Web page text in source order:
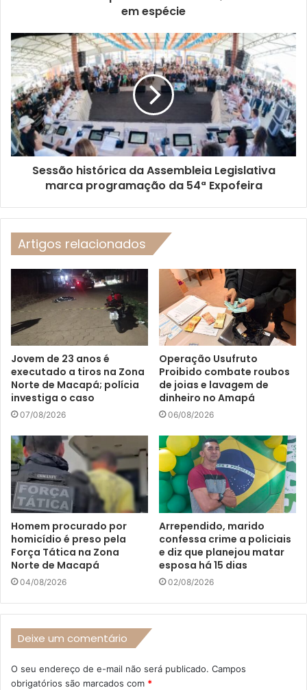
em espécie
Sessão histórica da Assembleia Legislativa
marca programação da 54ª Expofeira
Artigos relacionados
Jovem de 23 anos é
executado a tiros na Zona
Norte de Macapá; polícia
investiga o caso
07/08/2026
Operação Usufruto
Proibido combate roubos
de joias e lavagem de
dinheiro no Amapá
06/08/2026
Homem procurado por
homicídio é preso pela
Força Tática na Zona
Norte de Macapá
04/08/2026
Arrependido, marido
confessa crime a policiais
e diz que planejou matar
esposa há 15 dias
02/08/2026
Deixe um comentário
O seu endereço de e-mail não será publicado. Campos
obrigatórios são marcados com *